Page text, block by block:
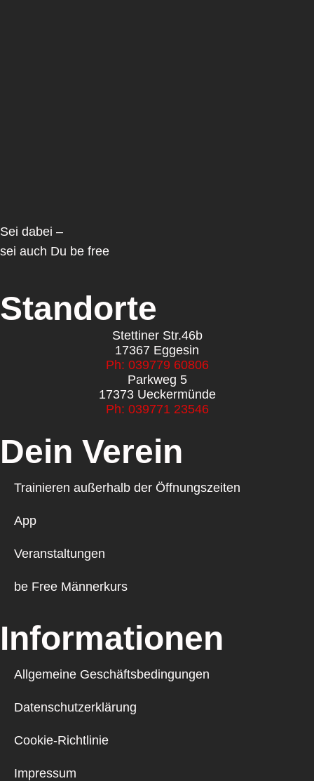
Sei dabei –
sei auch Du be free
Standorte
Stettiner Str.46b
17367 Eggesin
Ph: 039779 60806
Parkweg 5
17373 Ueckermünde
Ph: 039771 23546
Dein Verein
Trainieren außerhalb der Öffnungszeiten
App
Veranstaltungen
be Free Männerkurs
Informationen
Allgemeine Geschäftsbedingungen
Datenschutzerklärung
Cookie-Richtlinie
Impressum